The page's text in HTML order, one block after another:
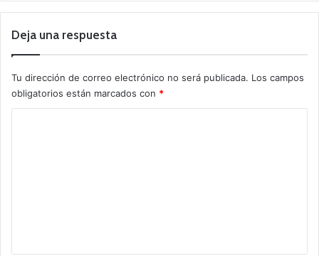
Deja una respuesta
Tu dirección de correo electrónico no será publicada. Los campos
obligatorios están marcados con *